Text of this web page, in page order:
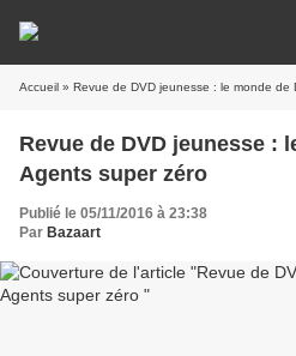
Accueil » Revue de DVD jeunesse : le monde de
Revue de DVD jeunesse :
Agents super zéro
Publié le 05/11/2016 à 23:38
Par Bazaart